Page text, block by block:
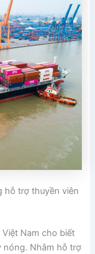
hỗ trợ thuyền viên
Nam cho biết
nóng. Nhằm hỗ trợ